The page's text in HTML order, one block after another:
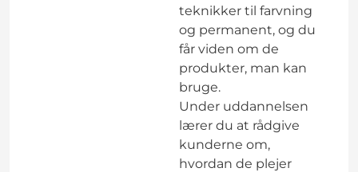
teknikker til farvning
og permanent, og du
får viden om de
produkter, man kan
bruge.
Under uddannelsen
lærer du at rådgive
kunderne om,
hvordan de plejer